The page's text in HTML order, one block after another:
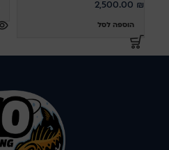
2,500.00 ₪
הוספה לסל